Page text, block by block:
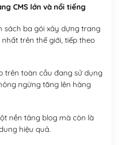
CMS lớn và nổi tiếng
sách ba gói xây dựng trang
trên thế giới, tiếp theo
trên toàn cầu đang sử dụng
ngừng tăng lên hàng
nền tảng blog mà còn là
hiệu quả.